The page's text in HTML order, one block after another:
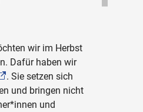
wir im Herbst
Dafür haben wir
. Sie setzen sich
und bringen nicht
und